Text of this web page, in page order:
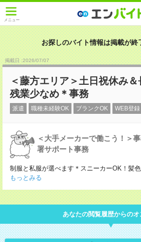
メニュー
お探しのバイト情報は掲載が終
掲載日 :2026/07/07
＜藤方エリア＞土日祝休み＆
残業少なめ＊事務
派遣 職種未経験OK ブランクOK WEB登
＜大手メーカーで働こう！＞
署サポート事務
制服と私服が選べます＊スニーカーOK！髪
もっとみる
あなたの閲覧履歴からのオ